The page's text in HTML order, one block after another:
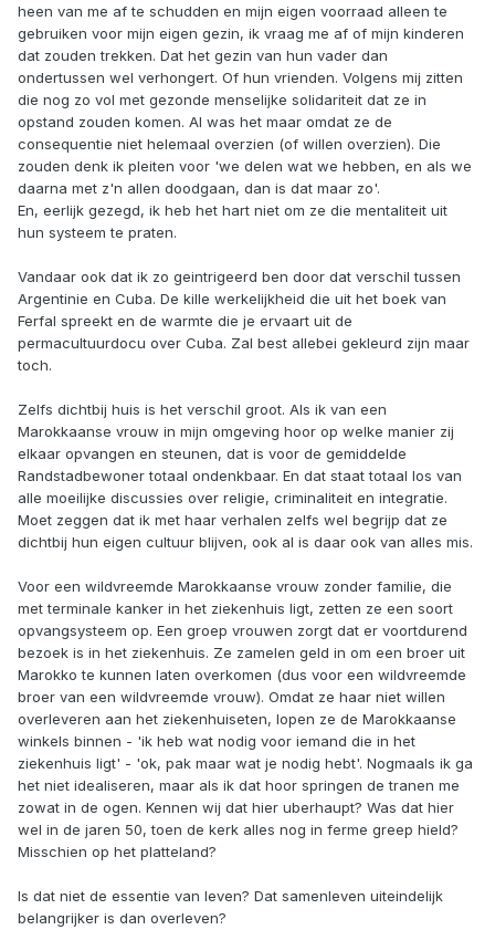
heen van me af te schudden en mijn eigen voorraad alleen te
gebruiken voor mijn eigen gezin, ik vraag me af of mijn kinderen
dat zouden trekken. Dat het gezin van hun vader dan
ondertussen wel verhongert. Of hun vrienden. Volgens mij zitten
die nog zo vol met gezonde menselijke solidariteit dat ze in
opstand zouden komen. Al was het maar omdat ze de
consequentie niet helemaal overzien (of willen overzien). Die
zouden denk ik pleiten voor 'we delen wat we hebben, en als we
daarna met z'n allen doodgaan, dan is dat maar zo'.
En, eerlijk gezegd, ik heb het hart niet om ze die mentaliteit uit
hun systeem te praten.
Vandaar ook dat ik zo geintrigeerd ben door dat verschil tussen
Argentinie en Cuba. De kille werkelijkheid die uit het boek van
Ferfal spreekt en de warmte die je ervaart uit de
permacultuurdocu over Cuba. Zal best allebei gekleurd zijn maar
toch.
Zelfs dichtbij huis is het verschil groot. Als ik van een
Marokkaanse vrouw in mijn omgeving hoor op welke manier zij
elkaar opvangen en steunen, dat is voor de gemiddelde
Randstadbewoner totaal ondenkbaar. En dat staat totaal los van
alle moeilijke discussies over religie, criminaliteit en integratie.
Moet zeggen dat ik met haar verhalen zelfs wel begrijp dat ze
dichtbij hun eigen cultuur blijven, ook al is daar ook van alles mis.
Voor een wildvreemde Marokkaanse vrouw zonder familie, die
met terminale kanker in het ziekenhuis ligt, zetten ze een soort
opvangsysteem op. Een groep vrouwen zorgt dat er voortdurend
bezoek is in het ziekenhuis. Ze zamelen geld in om een broer uit
Marokko te kunnen laten overkomen (dus voor een wildvreemde
broer van een wildvreemde vrouw). Omdat ze haar niet willen
overleveren aan het ziekenhuiseten, lopen ze de Marokkaanse
winkels binnen - 'ik heb wat nodig voor iemand die in het
ziekenhuis ligt' - 'ok, pak maar wat je nodig hebt'. Nogmaals ik ga
het niet idealiseren, maar als ik dat hoor springen de tranen me
zowat in de ogen. Kennen wij dat hier uberhaupt? Was dat hier
wel in de jaren 50, toen de kerk alles nog in ferme greep hield?
Misschien op het platteland?
Is dat niet de essentie van leven? Dat samenleven uiteindelijk
belangrijker is dan overleven?